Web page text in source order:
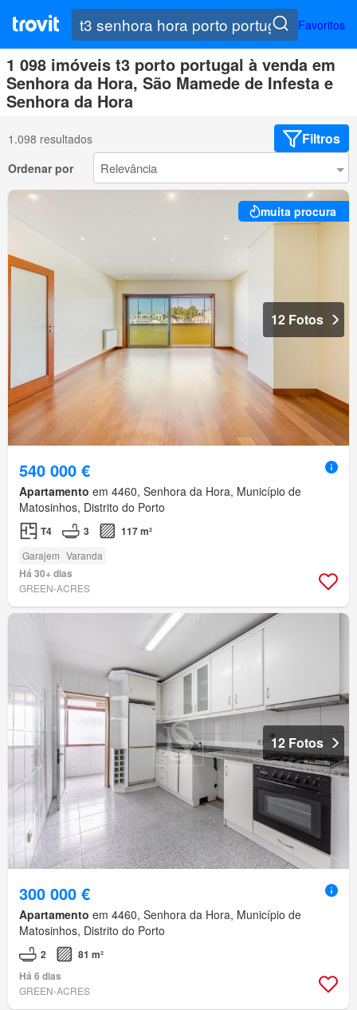
Favoritos
1 098 imóveis t3 porto portugal à venda em
Senhora da Hora, São Mamede de Infesta e
Senhora da Hora
1.098 resultados Filtros
Ordenar por
muita procura
12 Fotos
540 000 €
Apartamento em 4460, Senhora da Hora, Município de
Matosinhos, Distrito do Porto
T4 3 117 m²
Garajem Varanda
Há 30+ dias
GREEN-ACRES
12 Fotos
300 000 €
Apartamento em 4460, Senhora da Hora, Município de
Matosinhos, Distrito do Porto
2
81 m²
Há 6 dias
GREEN-ACRES